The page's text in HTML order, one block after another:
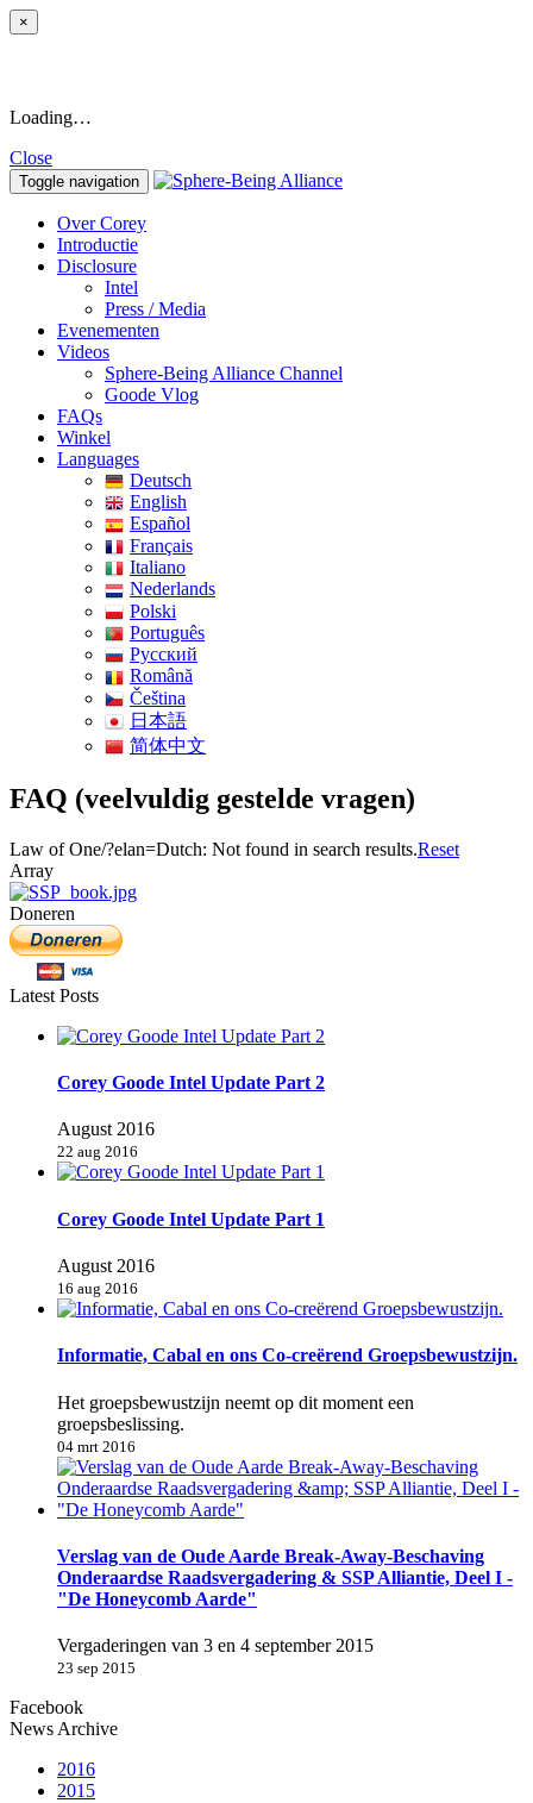
×
Loading…
Close
Toggle navigation
Over Corey
Introductie
Disclosure
Intel
Press / Media
Evenementen
Videos
Sphere-Being Alliance Channel
Goode Vlog
FAQs
Winkel
Languages
Deutsch
English
Español
Français
Italiano
Nederlands
Polski
Português
Pусский
Română
Čeština
日本語
简体中文
FAQ (veelvuldig gestelde vragen)
Law of One/?elan=Dutch: Not found in search results.Reset
Array
Doneren
Latest Posts
Corey Goode Intel Update Part 2
August 2016
22 aug 2016
Corey Goode Intel Update Part 1
August 2016
16 aug 2016
Informatie, Cabal en ons Co-creërend Groepsbewustzijn.
Het groepsbewustzijn neemt op dit moment een
groepsbeslissing.
04 mrt 2016
Verslag van de Oude Aarde Break-Away-Beschaving
Onderaardse Raadsvergadering & SSP Alliantie, Deel I -
"De Honeycomb Aarde"
Vergaderingen van 3 en 4 september 2015
23 sep 2015
Facebook
News Archive
2016
2015